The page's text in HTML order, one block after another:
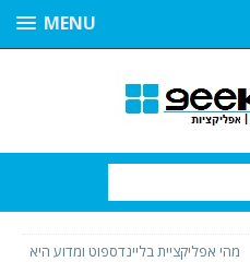
MENU
מהי אפליקציית בליינדספוט ומדוע היא